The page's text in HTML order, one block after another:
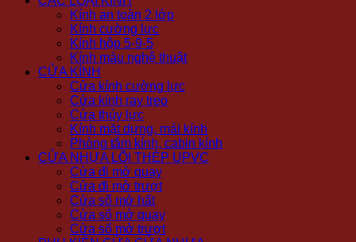
Kính an toàn 2 lớp
Kính cường lực
Kính hộp 5-9-5
Kính màu nghệ thuật
CỬA KÍNH
Cửa kính cường lực
Cửa kính ray treo
Cửa thủy lực
Kính mặt dựng, mái kính
Phòng tắm kính, cabin kính
CỬA NHỰA LÕI THÉP UPVC
Cửa đi mở quay
Cửa đi mở trượt
Cửa sổ mở hất
Cửa sổ mở quay
Cửa sổ mở trượt